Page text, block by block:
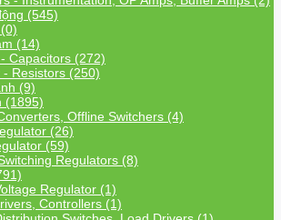
(545)
(14)
Capacitors (272)
Resistors (250)
(9)
(1895)
Offline Switchers (4)
(26)
(59)
Regulators (8)
Regulator (1)
Controllers (1)